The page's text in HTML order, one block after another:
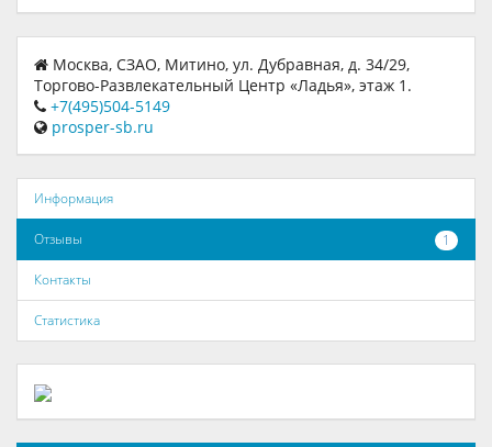
Москва, СЗАО, Митино, ул. Дубравная, д. 34/29,
Торгово-Развлекательный Центр «Ладья», этаж 1.
+7(495)504-5149
prosper-sb.ru
Информация
1
Отзывы
Контакты
Статистика